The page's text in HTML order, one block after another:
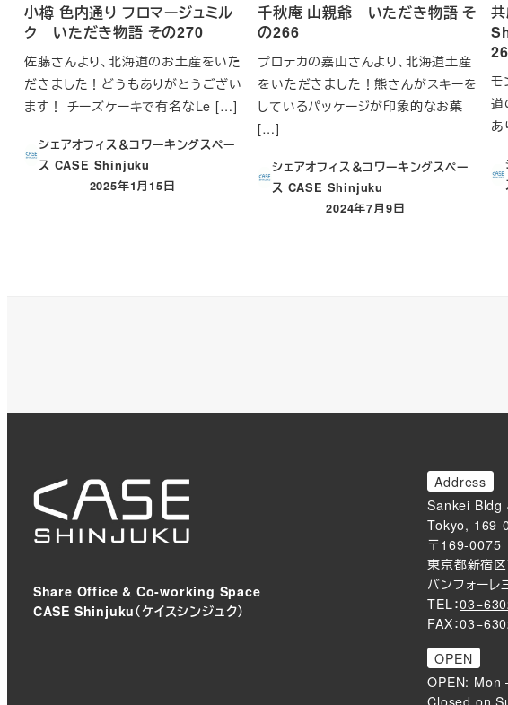
小樽 色内通り フロマージュミル
ク いただき物語 その270
佐藤さんより、北海道のお土産をいた
だきました！どうもありがとうござい
ます！ チーズケーキで有名なLe […]
シェアオフィス＆コワーキングスペー
ス CASE Shinjuku
投稿日
2025年1月15日
千秋庵 山親爺 いただき物語 そ
の266
プロテカの嘉山さんより、北海道土産
をいただきました！熊さんがスキーを
しているパッケージが印象的なお菓
[…]
シェアオフィス＆コワーキングスペー
ス CASE Shinjuku
投稿日
2024年7月9日
モ
道
あ
Share Office & Co-working Space
CASE Shinjuku（ケイスシンジュク）
Address
Sankei Bldg
Tokyo, 169-
〒169-0075
東京都新宿区
バンフォーレ
TEL：
FAX：
OPEN
OPEN: Mon